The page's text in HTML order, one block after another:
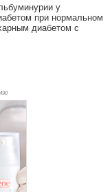
у
при нормальном
диабетом с